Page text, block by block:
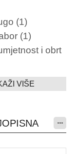
(1)
(1)
i obrt
VIŠE